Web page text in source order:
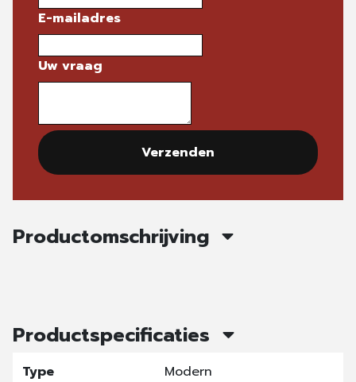
E-mailadres
Uw vraag
Verzenden
Productomschrijving
Productspecificaties
Type Modern